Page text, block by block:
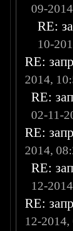
09-
RE:
10-
RE:
2014,
RE:
02-11-
RE:
2014,
RE:
12-
RE:
12-